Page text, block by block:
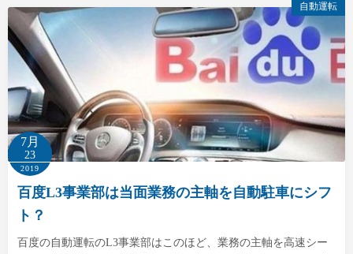
自動運転
7月
23
2019
百度L3事業部は当面業務の主軸を自動駐車にシフ
ト？
百度の自動運転のL3事業部はこのほど、業務の主軸を高速シー